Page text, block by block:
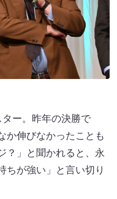
ー。昨年の決勝で
か伸びなかったことも
？」と聞かれると、永
ちが強い」と言い切り